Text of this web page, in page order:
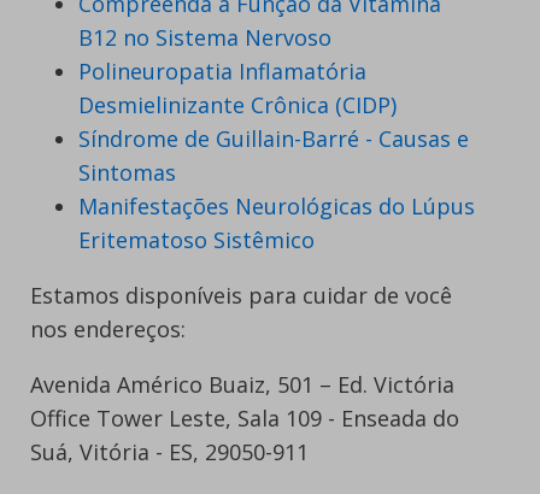
B12 no Sistema Nervoso
Polineuropatia Inflamatória
Desmielinizante Crônica (CIDP)
Síndrome de Guillain-Barré - Causas e
Sintomas
Manifestações Neurológicas do Lúpus
Eritematoso Sistêmico
Estamos disponíveis para cuidar de você
nos endereços:
Avenida Américo Buaiz, 501 – Ed. Victória
Office Tower Leste, Sala 109 - Enseada do
Suá, Vitória - ES, 29050-911